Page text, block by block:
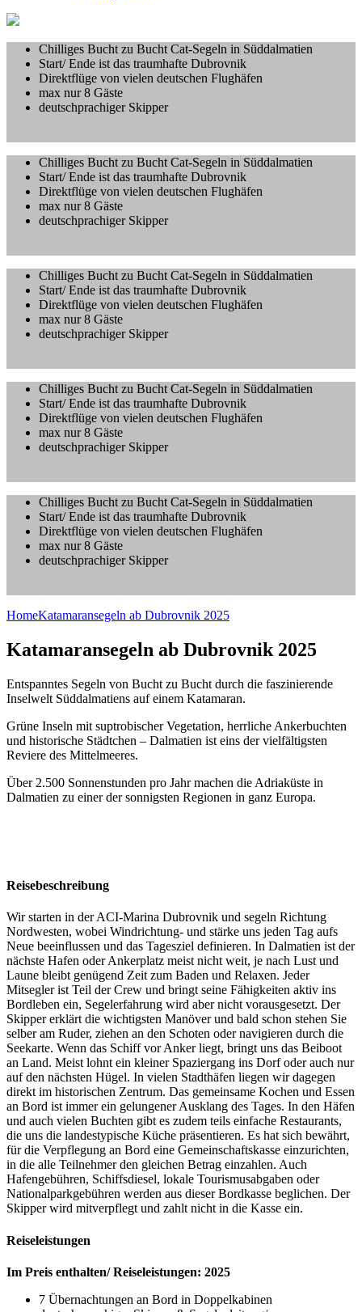
Chilliges Bucht zu Bucht Cat-Segeln in Süddalmatien
Start/ Ende ist das traumhafte Dubrovnik
Direktflüge von vielen deutschen Flughäfen
max nur 8 Gäste
deutschprachiger Skipper
Chilliges Bucht zu Bucht Cat-Segeln in Süddalmatien
Start/ Ende ist das traumhafte Dubrovnik
Direktflüge von vielen deutschen Flughäfen
max nur 8 Gäste
deutschprachiger Skipper
Chilliges Bucht zu Bucht Cat-Segeln in Süddalmatien
Start/ Ende ist das traumhafte Dubrovnik
Direktflüge von vielen deutschen Flughäfen
max nur 8 Gäste
deutschprachiger Skipper
Chilliges Bucht zu Bucht Cat-Segeln in Süddalmatien
Start/ Ende ist das traumhafte Dubrovnik
Direktflüge von vielen deutschen Flughäfen
max nur 8 Gäste
deutschprachiger Skipper
Chilliges Bucht zu Bucht Cat-Segeln in Süddalmatien
Start/ Ende ist das traumhafte Dubrovnik
Direktflüge von vielen deutschen Flughäfen
max nur 8 Gäste
deutschprachiger Skipper
HomeKatamaransegeln ab Dubrovnik 2025
Katamaransegeln ab Dubrovnik 2025
Entspanntes Segeln von Bucht zu Bucht durch die faszinierende
Inselwelt Süddalmatiens auf einem Katamaran.
Grüne Inseln mit suptrobischer Vegetation, herrliche Ankerbuchten
und historische Städtchen – Dalmatien ist eins der vielfältigsten
Reviere des Mittelmeeres.
Über 2.500 Sonnenstunden pro Jahr machen die Adriaküste in
Dalmatien zu einer der sonnigsten Regionen in ganz Europa.
Reisebeschreibung
Wir starten in der ACI-Marina Dubrovnik und segeln Richtung
Nordwesten, wobei Windrichtung- und stärke uns jeden Tag aufs
Neue beeinflussen und das Tagesziel definieren. In Dalmatien ist der
nächste Hafen oder Ankerplatz meist nicht weit, je nach Lust und
Laune bleibt genügend Zeit zum Baden und Relaxen. Jeder
Mitsegler ist Teil der Crew und bringt seine Fähigkeiten aktiv ins
Bordleben ein, Segelerfahrung wird aber nicht vorausgesetzt. Der
Skipper erklärt die wichtigsten Manöver und bald schon stehen Sie
selber am Ruder, ziehen an den Schoten oder navigieren durch die
Seekarte. Wenn das Schiff vor Anker liegt, bringt uns das Beiboot
an Land. Meist lohnt ein kleiner Spaziergang ins Dorf oder auch nur
auf den nächsten Hügel. In vielen Stadthäfen liegen wir dagegen
direkt im historischen Zentrum. Das gemeinsame Kochen und Essen
an Bord ist immer ein gelungener Ausklang des Tages. In den Häfen
und auch vielen Buchten gibt es zudem teils einfache Restaurants,
die uns die landestypische Küche präsentieren. Es hat sich bewährt,
für die Verpflegung an Bord eine Gemeinschaftskasse einzurichten,
in die alle Teilnehmer den gleichen Betrag einzahlen. Auch
Hafengebühren, Schiffsdiesel, lokale Tourismusabgaben oder
Nationalparkgebühren werden aus dieser Bordkasse beglichen. Der
Skipper wird mitverpflegt und zahlt nicht in die Kasse ein.
Reiseleistungen
Im Preis enthalten/ Reiseleistungen: 2025
7 Übernachtungen an Bord in Doppelkabinen